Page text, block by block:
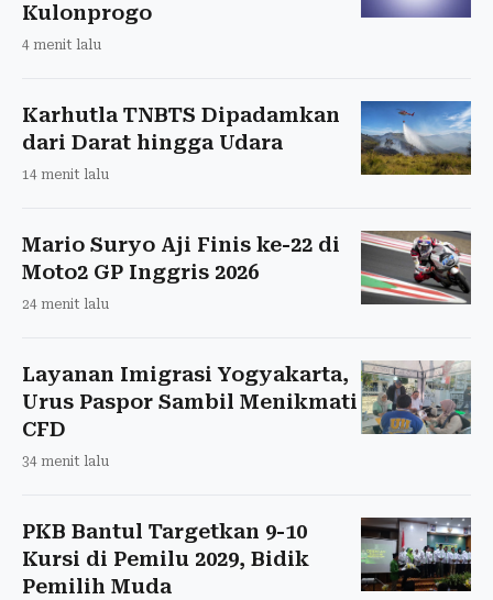
Kulonprogo
4 menit lalu
Karhutla TNBTS Dipadamkan
dari Darat hingga Udara
14 menit lalu
Mario Suryo Aji Finis ke-22 di
Moto2 GP Inggris 2026
24 menit lalu
Layanan Imigrasi Yogyakarta,
Urus Paspor Sambil Menikmati
CFD
34 menit lalu
PKB Bantul Targetkan 9-10
Kursi di Pemilu 2029, Bidik
Pemilih Muda